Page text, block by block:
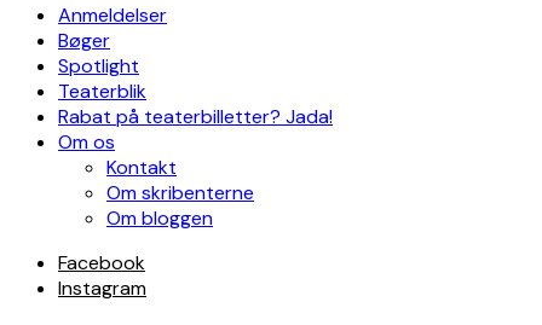
Anmeldelser
Bøger
Spotlight
Teaterblik
Rabat på teaterbilletter? Jada!
Om os
Kontakt
Om skribenterne
Om bloggen
Facebook
Instagram